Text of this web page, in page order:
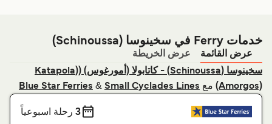
خدمات Ferry في سخينوسا (Schinoussa)
عرض القائمة
عرض الخريطة
سخينوسا (Schinoussa) - كاتابولا (أمورغوس) ((Katapola
(Amorgos)مع Blue Star Ferries &Small Cyclades Lines
3رحلة اسبوعياً